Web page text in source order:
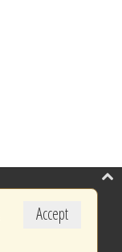
Accept